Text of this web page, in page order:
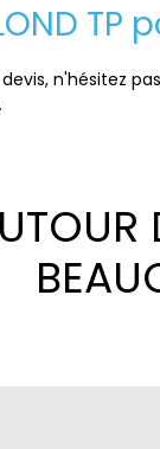
TP
n'hésitez